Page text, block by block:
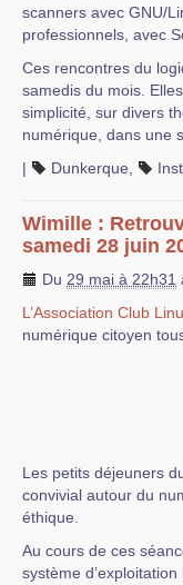
scanners avec GNU/
professionnels, avec
Ces rencontres du
samedis du mois.
simplicité, sur divers
numérique, dans une
|
Dunkerque
Wimille :
samedi 28 juin
Du 29 mai à 22h31
L’Association Club
numérique citoyen
Les petits déjeuners
convivial autour du
éthique.
Au cours de ces
système